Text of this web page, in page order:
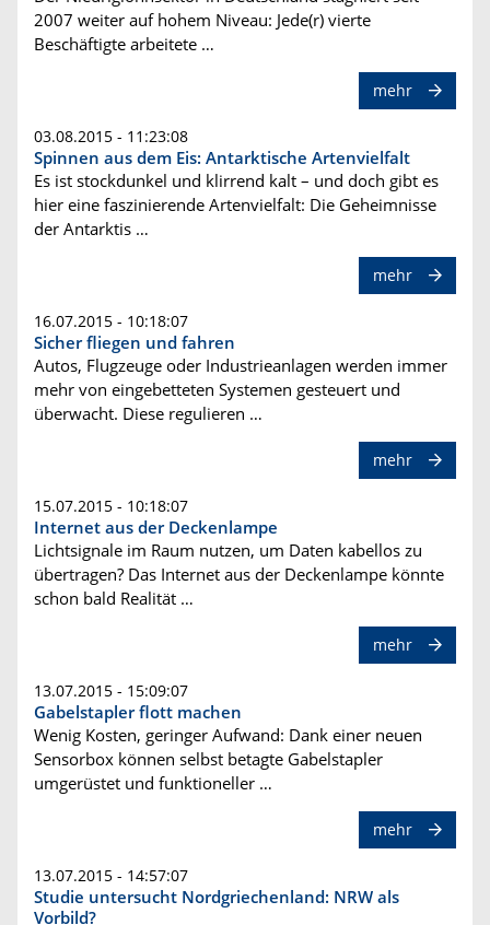
2007 weiter auf hohem Niveau: Jede(r) vierte
Beschäftigte arbeitete …
mehr
03.08.2015 - 11:23:08
Spinnen aus dem Eis: Antarktische Artenvielfalt
Es ist stockdunkel und klirrend kalt – und doch gibt es
hier eine faszinierende Artenvielfalt: Die Geheimnisse
der Antarktis …
mehr
16.07.2015 - 10:18:07
Sicher fliegen und fahren
Autos, Flugzeuge oder Industrieanlagen werden immer
mehr von eingebetteten Systemen gesteuert und
überwacht. Diese regulieren …
mehr
15.07.2015 - 10:18:07
Internet aus der Deckenlampe
Lichtsignale im Raum nutzen, um Daten kabellos zu
übertragen? Das Internet aus der Deckenlampe könnte
schon bald Realität …
mehr
13.07.2015 - 15:09:07
Gabelstapler flott machen
Wenig Kosten, geringer Aufwand: Dank einer neuen
Sensorbox können selbst betagte Gabelstapler
umgerüstet und funktioneller …
mehr
13.07.2015 - 14:57:07
Studie untersucht Nordgriechenland: NRW als
Vorbild?